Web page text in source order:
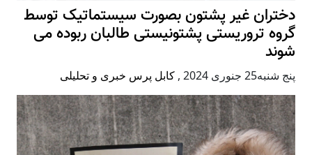
دختران غیر پشتون بصورت سیستماتیک توسط
گروه تروریستی پشتونیستی طالبان ربوده می
شوند
پنج شنبه25 جنوری 2024 , کابل پرس خبری و تحلیلی